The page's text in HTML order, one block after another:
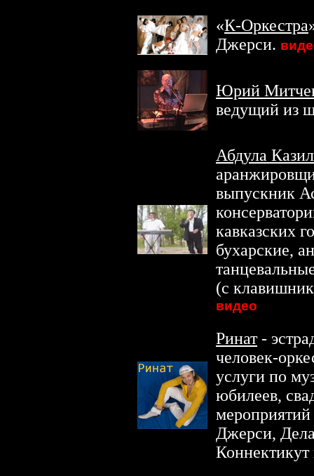
«К-Оркестра
Джерси.
Юрий
ведущий из
Абдула Казил
выпускник
кавказских
бухарские,
(с
видео
Ринат-
человек-
услуги по
юбилеев,
Джерси,
Коннектикут